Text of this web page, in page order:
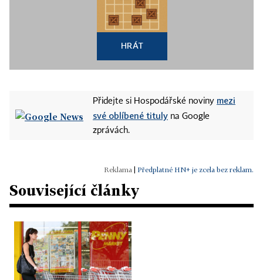
HRÁT
Přidejte si Hospodářské noviny mezi
své oblíbené tituly na Google
zprávách.
Předplatné HN+ je zcela bez reklam.
Související články